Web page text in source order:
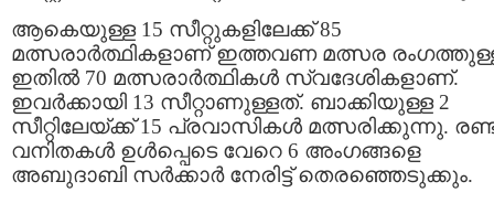
ആകെയുള്ള 15 സീറ്റുകളിലേക്ക് 85
മത്സരാര്‍ത്ഥികളാണ് ഇത്തവണ മത്സര
ഇതില്‍ 70 മത്സരാര്‍ത്ഥികള്‍ സ്വദേശികളാണ്.
ഇവര്‍ക്കായി 13 സീറ്റാണുള്ളത്. ബാക്കിയുള്ള 2
സീറ്റിലേയ്ക്ക് 15 പ്രവാസികള്‍ മത്സരിക്കുന്നു.
വനിതകള്‍ ഉള്‍പ്പെടെ വേറെ 6 അംഗങ്ങളെ
അബുദാബി സര്‍ക്കാര്‍ നേരിട്ട് തെരഞ്ഞെടുക്കും.